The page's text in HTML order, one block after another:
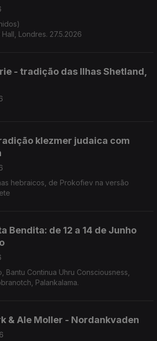
Londres. 27.5.2026
- tradição das Ilhas Shetland,
klezmer judaica com
hebraicos, de Prokofiev na versão
Bendita: de 12 a 14 de Junho
Bantu Continua Uhru Consciousness,
Palankalama.
& Ale Moller - Nordankvaden